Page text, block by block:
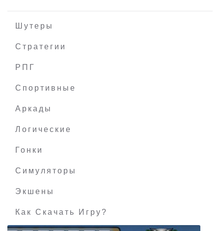
Шутеры
Стратегии
РПГ
Спортивные
Аркады
Логические
Гонки
Симуляторы
Экшены
Как Скачать Игру?